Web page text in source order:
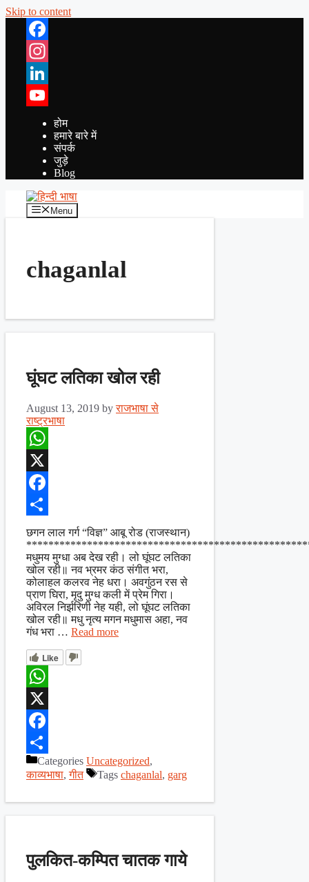
Skip to content
Facebook
Instagram
LinkedIn
YouTube
होम
हमारे बारे में
संपर्क
जुड़े
Blog
Menu
chaganlal
घूंघट लतिका खोल रही
August 13, 2019 byराजभाषा से
राष्ट्रभाषा
WhatsApp
X
Facebook
छगन लाल गर्ग “विज्ञ” आबू रोड (राजस्थान)
मधुमय मुग्धा अब देख रही। लो घूंघट लतिका
खोल रही॥ नव भ्रमर कंठ संगीत भरा,
कोलाहल कलरव नेह धरा। अवगुंठन रस से
प्राण घिरा, मृदु मुग्ध कली में प्रेम गिरा।
अविरल निर्झरिणी नेह यही, लो घूंघट लतिका
खोल रही॥ मधु नृत्य मगन मधुमास अहा, नव
गंध भरा … Read more
Like
WhatsApp
X
Facebook
ShareCategories Uncategorized,
काव्यभाषा,गीत Tags chaganlal, garg
पुलकित-कम्पित चातक गाये